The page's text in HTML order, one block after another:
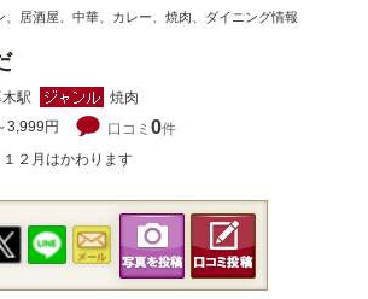
居酒屋、中華、カレー、焼肉、ダイニング情報
駅
焼肉
3,999円
口コミ 0件
２月はかわります